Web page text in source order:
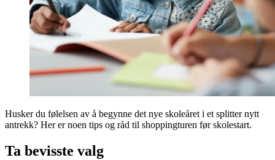
Husker du følelsen av å begynne det nye skoleåret i et splitter nytt
antrekk? Her er noen tips og råd til shoppingturen før skolestart.
Ta bevisste valg